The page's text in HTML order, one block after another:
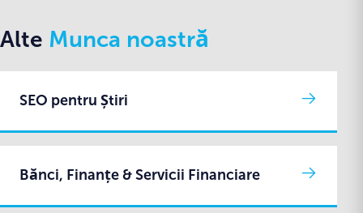
Alte Munca noastră
SEO pentru Știri
Bănci, Finanțe & Servicii Financiare